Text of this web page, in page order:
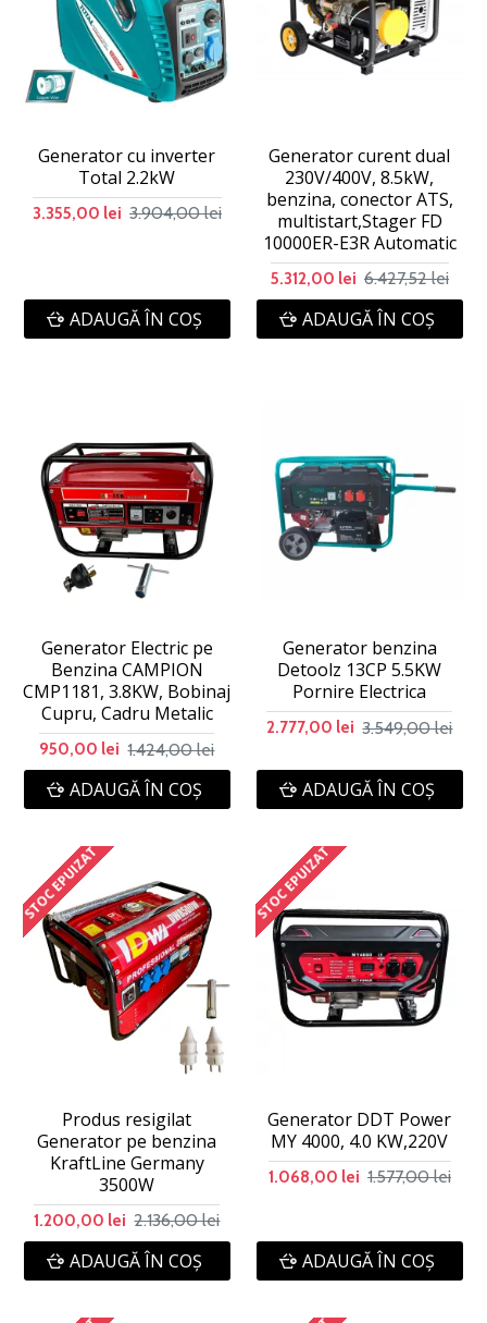
Generator cu inverter
Total 2.2kW
3.355,00 lei 3.904,00 lei
ADAUGĂ ÎN COŞ
Generator curent dual
230V/400V, 8.5kW,
benzina, conector ATS,
multistart,Stager FD
10000ER-E3R Automatic
5.312,00 lei 6.427,52 lei
ADAUGĂ ÎN COŞ
Generator Electric pe
Benzina CAMPION
CMP1181, 3.8KW, Bobinaj
Cupru, Cadru Metalic
950,00 lei 1.424,00 lei
ADAUGĂ ÎN COŞ
Generator benzina
Detoolz 13CP 5.5KW
Pornire Electrica
2.777,00 lei 3.549,00 lei
ADAUGĂ ÎN COŞ
STOC EPUIZAT
Produs resigilat
Generator pe benzina
KraftLine Germany
3500W
1.200,00 lei 2.136,00 lei
ADAUGĂ ÎN COŞ
STOC EPUIZAT
Generator DDT Power
MY 4000, 4.0 KW,220V
1.068,00 lei 1.577,00 lei
ADAUGĂ ÎN COŞ